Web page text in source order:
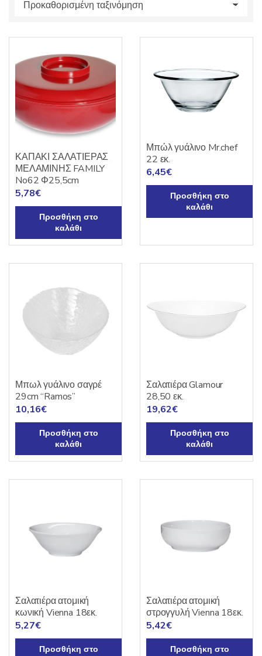
ΚΑΠΑΚΙ ΣΑΛΑΤΙΕΡΑΣ
ΜΕΛΑΜΙΝΗΣ FAMILY
No62 Φ25,5cm
5,78€
Προσθήκη στο
καλάθι
Μπώλ γυάλινο Mr.chef
22 εκ.
6,45€
Προσθήκη στο
καλάθι
Μπωλ γυάλινο σαγρέ
29cm “Ramos”
10,16€
Προσθήκη στο
καλάθι
Σαλατιέρα Glamour
28,50 εκ.
19,62€
Προσθήκη στο
καλάθι
Σαλατιέρα ατομική
κωνική Vienna 18εκ.
5,27€
Προσθήκη στο
Σαλατιέρα ατομική
στρογγυλή Vienna 18εκ.
5,42€
Προσθήκη στο